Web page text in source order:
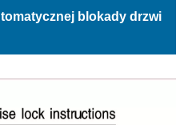
blokady drzwi